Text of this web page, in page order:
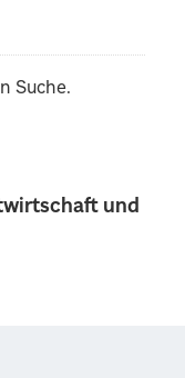
und
Suche.